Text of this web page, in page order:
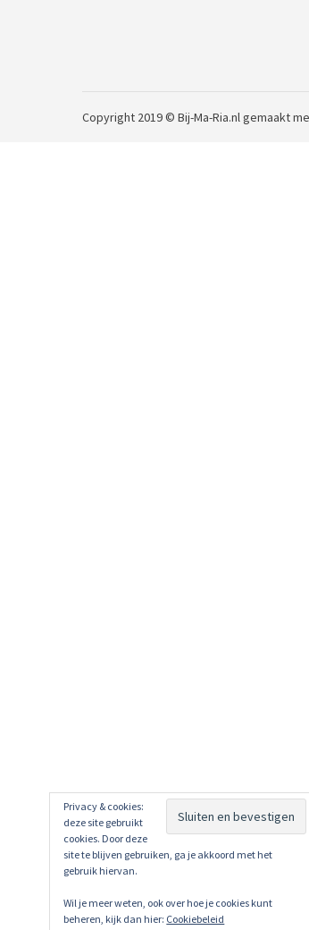
Privacy & cookies:
deze site gebruikt
cookies. Door deze
site te blijven gebruiken, ga je akkoord met het
gebruik hiervan.
Wil je meer weten, ook over hoe je cookies kunt
beheren, kijk dan hier: Cookiebeleid
Copyright 2019 © Bij-Ma-Ria.nlgemaakt